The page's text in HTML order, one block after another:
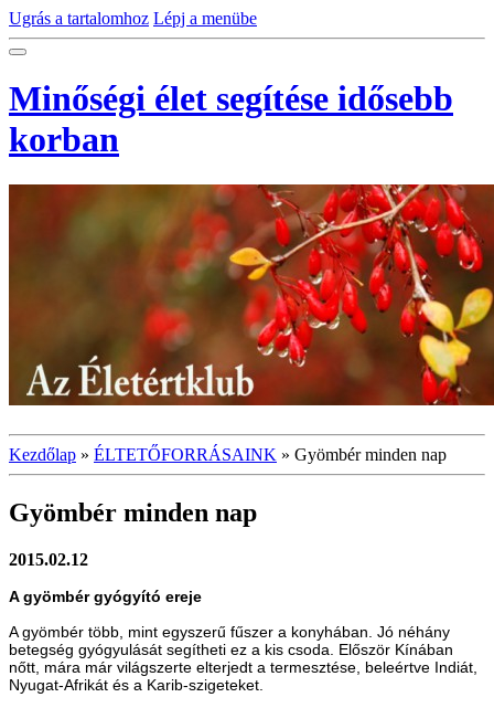
Ugrás a tartalomhoz Lépj a menübe
Minőségi élet segítése idősebb
korban
Kezdőlap » ÉLTETŐFORRÁSAINK » Gyömbér minden nap
Gyömbér minden nap
2015.02.12
A gyömbér gyógyító ereje
A gyömbér több, mint egyszerű fűszer a konyhában. Jó néhány
betegség gyógyulását segítheti ez a kis csoda. Először Kínában
nőtt, mára már világszerte elterjedt a termesztése, beleértve Indiát,
Nyugat-Afrikát és a Karib-szigeteket.